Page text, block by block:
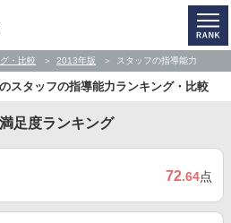
・比較 2013年版 スタッフの指導能力
スタッフの指導能力ランキング・比較
足度ランキング
72.64点